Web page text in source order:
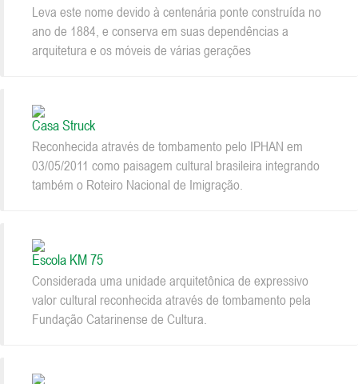
Leva este nome devido à centenária ponte construída no
ano de 1884, e conserva em suas dependências a
arquitetura e os móveis de várias gerações
Casa Struck
Reconhecida através de tombamento pelo IPHAN em
03/05/2011 como paisagem cultural brasileira integrando
também o Roteiro Nacional de Imigração.
Escola KM 75
Considerada uma unidade arquitetônica de expressivo
valor cultural reconhecida através de tombamento pela
Fundação Catarinense de Cultura.